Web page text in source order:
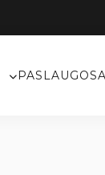
PASLAUGOS